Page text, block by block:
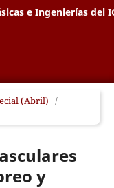
e Ingenierías del
(Abril) /
y